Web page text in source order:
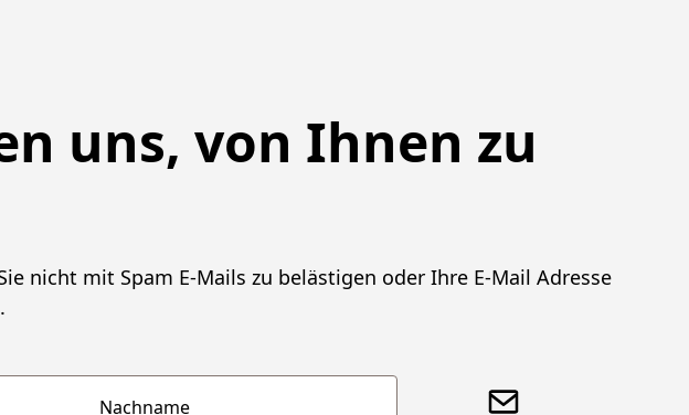
uns, von Ihnen zu
nicht mit Spam E-Mails zu belästigen oder Ihre E-Mail Adresse
Nachname